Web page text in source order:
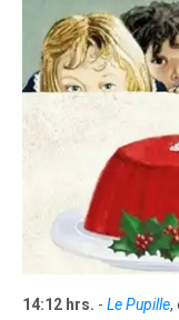
14:12 hrs. - Le Pupille,